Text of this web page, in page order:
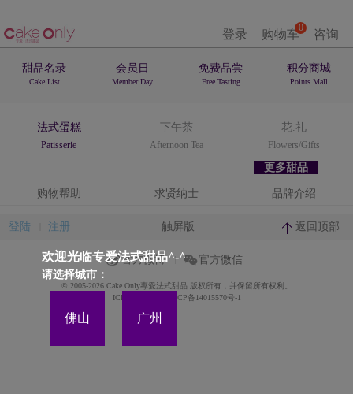
登录 0
购物车 咨询
甜品名录
Cake List
会员日
Member Day
免费品尝
Free Tasting
积分商城
Points Mall
法式蛋糕
Patisserie
下午茶
Afternoon Tea
花.礼
Flowers/Gifts
更多甜品
欢迎光临专爱法式甜品^-^
请选择城市：
佛山 广州
购物帮助 求贤纳士 品牌介绍
登陆 注册 触屏版 返回顶部
官方微博 官方微信
© 2005-2026 Cake Only專愛法式甜品 版权所有，并保留所有权利。
ICP备案证书号:粤ICP备14015570号-1